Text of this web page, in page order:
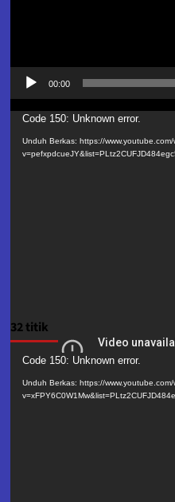
00:00
Pemutar
Video
Code 150: Unknown error.
Unduh Berkas: https://www.youtube.com/
32 titik
Pemutar
Video
Code 150: Unknown error.
Unduh Berkas: https://www.youtube.com/